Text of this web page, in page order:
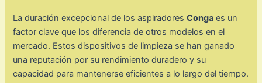
La duración excepcional de los aspiradoresConga es un
factor clave que los diferencia de otros modelos en el
mercado. Estos dispositivos de limpieza se han ganado
una reputación por su rendimiento duradero y su
capacidad para mantenerse eficientes a lo largo del tiempo.